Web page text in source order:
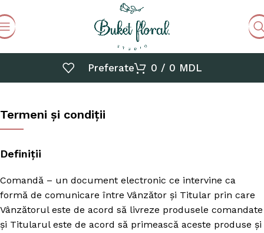
Preferate 0 / 0 MDL
Termeni și condiții
Definiții
Comandă – un document electronic ce intervine ca
formă de comunicare între Vânzător și Titular prin care
Vânzătorul este de acord să livreze produsele comandate
și Titularul este de acord să primească aceste produse și